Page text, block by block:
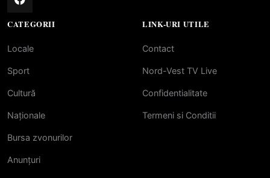
CATEGORII
Locale
Sport
Cultură
Naționale
Bursa zvonurilor
Anunțuri
LINK-URI UTILE
Contact
Nord-Vest TV Live
Confidentialitate
Termeni si Conditii